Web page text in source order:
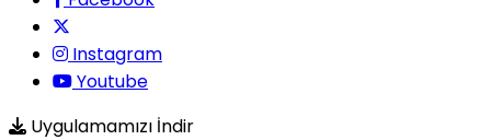
Instagram
Youtube
Uygulamamızı İndir